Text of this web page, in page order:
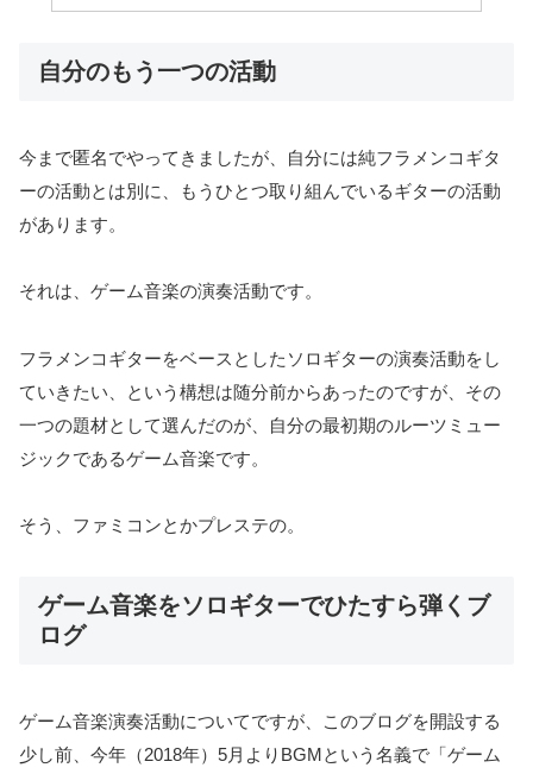
自分のもう一つの活動
今まで匿名でやってきましたが、自分には純フラメンコギタ
ーの活動とは別に、もうひとつ取り組んでいるギターの活動
があります。
それは、ゲーム音楽の演奏活動です。
フラメンコギターをベースとしたソロギターの演奏活動をし
ていきたい、という構想は随分前からあったのですが、その
一つの題材として選んだのが、自分の最初期のルーツミュー
ジックであるゲーム音楽です。
そう、ファミコンとかプレステの。
ゲーム音楽をソロギターでひたすら弾くブ
ログ
ゲーム音楽演奏活動についてですが、このブログを開設する
少し前、今年（2018年）5月よりBGMという名義で「ゲーム